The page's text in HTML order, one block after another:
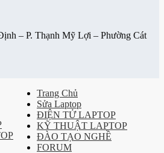
– P. Thạnh Mỹ Lợi – Phường Cát
Trang Chủ
Sửa Laptop
ĐIỆN TỬ LAPTOP
KỸ THUẬT LAPTOP
ĐÀO TẠO NGHỀ
FORUM